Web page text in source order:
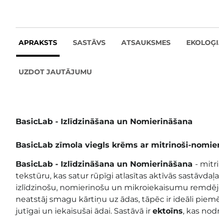
APRAKSTS SASTĀVS ATSAUKSMES
UZDOT JAUTĀJUMU
BasicLab - Izlīdzināšana un Nomierināšana
BasicLab zīmola viegls krēms ar mitrinoši-
BasicLab - Izlīdzināšana un Nomierināšana -
tekstūru, kas satur rūpīgi atlasītas aktīvās
izlīdzinošu, nomierinošu un mikroiekaisumu
neatstāj smagu kārtiņu uz ādas, tāpēc ir ideāli
jutīgai un iekaisušai ādai. Sastāvā ir ektoīns, kas